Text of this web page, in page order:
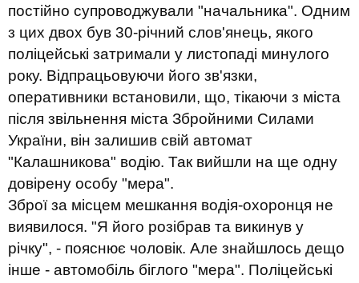
постійно супроводжували "начальника". Одним
з цих двох був 30-річний слов'янець, якого
поліцейські затримали у листопаді минулого
року. Відпрацьовуючи його зв'язки,
оперативники встановили, що, тікаючи з міста
після звільнення міста Збройними Силами
України, він залишив свій автомат
"Калашникова" водію. Так вийшли на ще одну
довірену особу "мера".
Зброї за місцем мешкання водія-охоронця не
виявилося. "Я його розібрав та викинув у
річку", - пояснює чоловік. Але знайшлось дещо
інше - автомобіль біглого "мера". Поліцейські